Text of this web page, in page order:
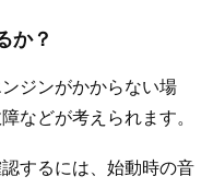
か？
ジンがかからない場
などが考えられます。
するには、始動時の音